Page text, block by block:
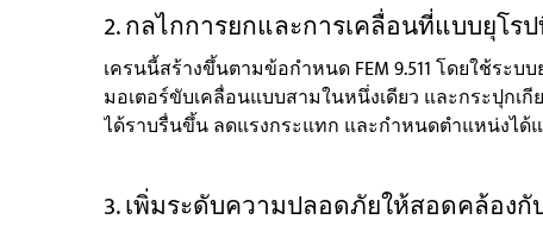
2. กลไกการยกและการเคลื่อนที่แบบยุโ
เครนนี้สร้างขึ้นตามข้อกำหนด FEM 9.511 โดยใช้ร
มอเตอร์ขับเคลื่อนแบบสามในหนึ่งเดียว และกระปุก
ได้ราบรื่นขึ้น ลดแรงกระแทก และกำหนดตำแหน่งได้
3. เพิ่มระดับความปลอดภัยให้สอดคล้องกั